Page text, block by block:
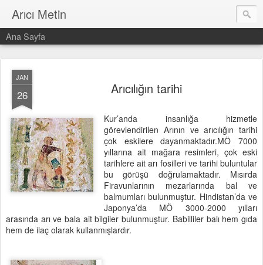
Arıcı Metin
Ana Sayfa
JAN
26 Arıcılığın tarihi
Kur’anda insanlığa hizmetle
görevlendirilen Arının ve arıcılığın tarihi
çok eskilere dayanmaktadır.MÖ 7000
yıllarına ait mağara resimleri, çok eski
tarihlere ait arı fosilleri ve tarihi buluntular
bu görüşü doğrulamaktadır. Mısırda
Firavunlarının mezarlarında bal ve
balmumları bulunmuştur. Hindistan’da ve
Japonya’da MÖ 3000-2000 yılları
arasında arı ve bala ait bilgiler bulunmuştur. Babilliler balı hem gıda
hem de ilaç olarak kullanmışlardır.